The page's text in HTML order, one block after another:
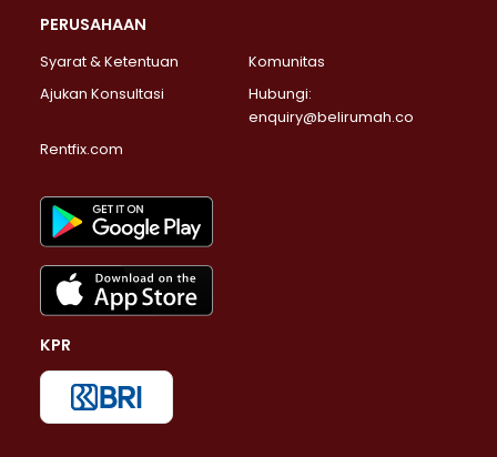
PERUSAHAAN
Syarat & Ketentuan
Komunitas
Ajukan Konsultasi
Hubungi:
enquiry@belirumah.co
Rentfix.com
KPR